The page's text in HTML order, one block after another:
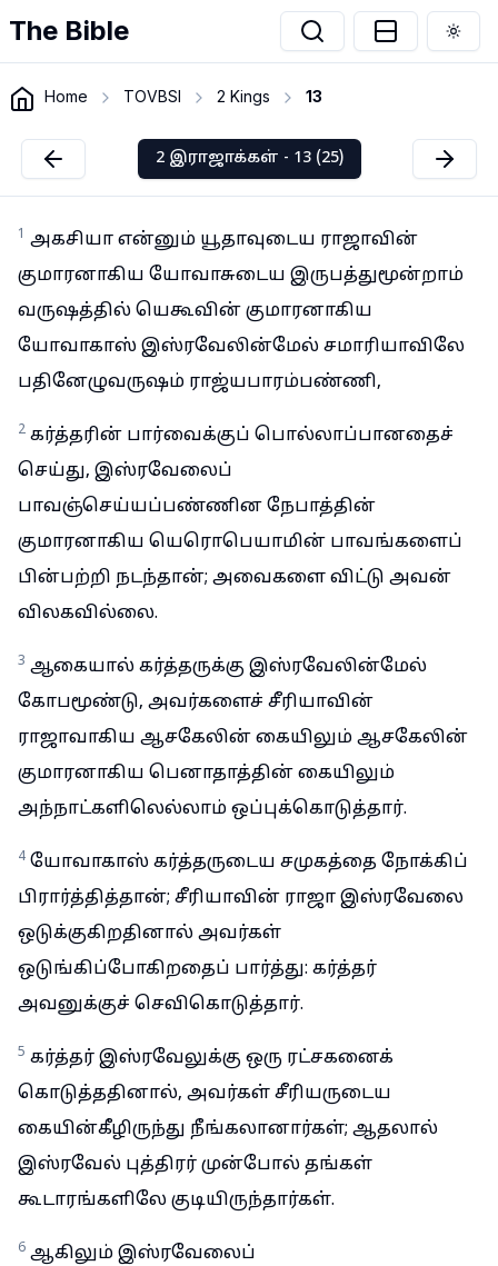
The Bible
Home TOVBSI 2 Kings 13
2 இராஜாக்கள் - 13 (25)
1 அகசியா என்னும் யூதாவுடைய ராஜாவின்
குமாரனாகிய யோவாசுடைய இருபத்துமூன்றாம்
வருஷத்தில் யெகூவின் குமாரனாகிய
யோவாகாஸ் இஸ்ரவேலின்மேல் சமாரியாவிலே
பதினேழுவருஷம் ராஜ்யபாரம்பண்ணி,
2 கர்த்தரின் பார்வைக்குப் பொல்லாப்பானதைச்
செய்து, இஸ்ரவேலைப்
பாவஞ்செய்யப்பண்ணின நேபாத்தின்
குமாரனாகிய யெரொபெயாமின் பாவங்களைப்
பின்பற்றி நடந்தான்; அவைகளை விட்டு அவன்
விலகவில்லை.
3 ஆகையால் கர்த்தருக்கு இஸ்ரவேலின்மேல்
கோபமூண்டு, அவர்களைச் சீரியாவின்
ராஜாவாகிய ஆசகேலின் கையிலும் ஆசகேலின்
குமாரனாகிய பெனாதாத்தின் கையிலும்
அந்நாட்களிலெல்லாம் ஒப்புக்கொடுத்தார்.
4 யோவாகாஸ் கர்த்தருடைய சமுகத்தை நோக்கிப்
பிரார்த்தித்தான்; சீரியாவின் ராஜா இஸ்ரவேலை
ஒடுக்குகிறதினால் அவர்கள்
ஒடுங்கிப்போகிறதைப் பார்த்து: கர்த்தர்
அவனுக்குச் செவிகொடுத்தார்.
5 கர்த்தர் இஸ்ரவேலுக்கு ஒரு ரட்சகனைக்
கொடுத்ததினால், அவர்கள் சீரியருடைய
கையின்கீழிருந்து நீங்கலானார்கள்; ஆதலால்
இஸ்ரவேல் புத்திரர் முன்போல் தங்கள்
கூடாரங்களிலே குடியிருந்தார்கள்.
6 ஆகிலும் இஸ்ரவேலைப்